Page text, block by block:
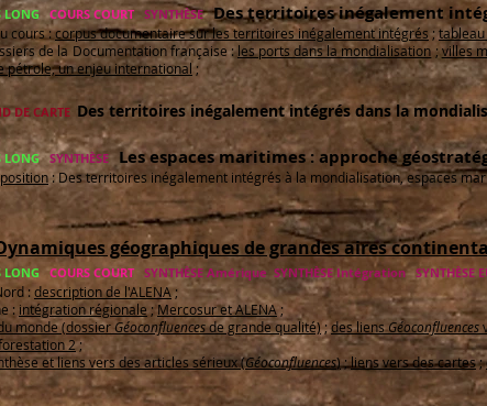
LONG COURS COURT SYNTHÈSE Des territoires inégalement
cours :corpus documentaire sur les territoires inégalement intégrés ;
de la Documentation française :les ports dans la mondialisation ;villes
pétrole, un enjeu international;
DE CARTE Des territoires inégalement intégrés dans la
LONG SYNTHÈSE Les espaces maritimes : approche
: Des territoires inégalement intégrés à la mondialisation, espaces
géographiques de grandes aires
LONG COURS COURT SYNTHÈSE Amérique SYNTHÈSE Intégration SYNTHÈSE
: description de l'ALENA;
: intégration régionale ; Mercosur et ALENA ;
monde (dossierGéoconfluencesde grande qualité);des liensGéoconfluences
2;
et liens vers des articles sérieux (Géoconfluences);liens vers des cartes;